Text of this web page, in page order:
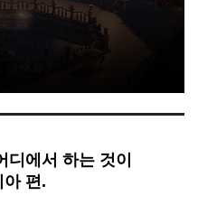
에서 하는 것이
편.